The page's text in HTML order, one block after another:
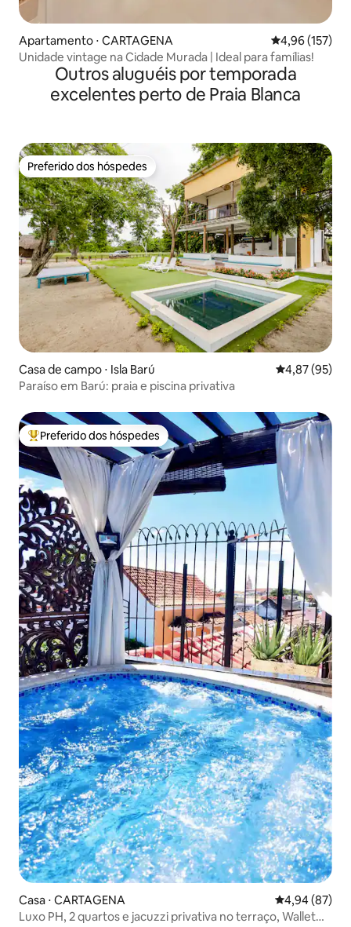
Apartamento ⋅ CARTAGENA 4,96 de uma
4,96 (157)
Unidade vintage na Cidade Murada | Ideal para famílias!
Outros aluguéis por temporada
excelentes perto de Praia Blanca
Preferido dos hóspedes
Preferido dos hóspedes
Casa de campo ⋅ Isla Barú 4,87 de uma
4,87 (95)
Paraíso em Barú: praia e piscina privativa
Entre os melhores preferidos dos hóspedes
Preferido dos hóspedes
Casa ⋅ CARTAGENA 4,94 de uma
4,94 (87)
Luxo PH, 2 quartos e jacuzzi privativa no terraço, Wallet